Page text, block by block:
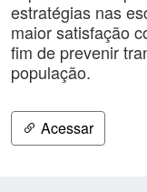
estratégias nas
maior satisfação
fim de prevenir
população.
Acessar